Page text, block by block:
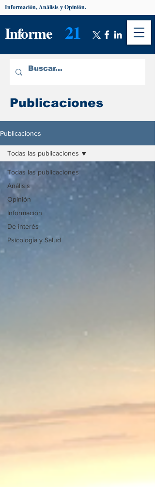
Informe 21
Información, Análisis y Opinión.
Publicaciones
Publicaciones
Todas las publicaciones
Análisis
Opinión
Información
De interés
Psicología y Salud
Todas las publicaciones